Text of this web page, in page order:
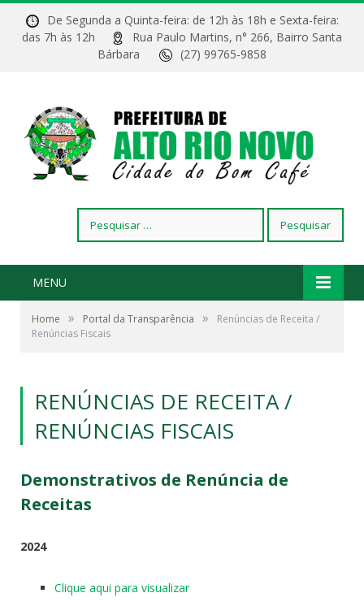
De Segunda a Quinta-feira: de 12h às 18h e Sexta-feira:
das 7h às 12h
Rua Paulo Martins, n° 266, Bairro Santa
Bárbara
(27) 99765-9858
por:
MENU
Home » Portal da Transparência »
Renúncias de Receita /
Renúncias Fiscais
RENÚNCIAS DE RECEITA /
RENÚNCIAS FISCAIS
Demonstrativos de Renúncia de
Receitas
2024
Clique aqui para visualizar